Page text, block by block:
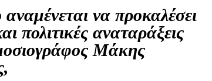
να προκαλέσει
πολιτικές αναταράξεις
Μάκης
,